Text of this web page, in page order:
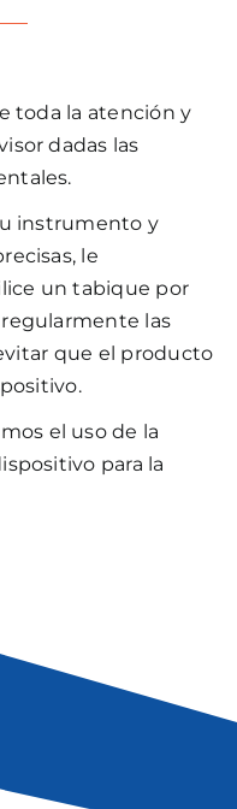
toda la atención y
dadas las
instrumento y
le
un tabique por
las
que el producto
el uso de la
para la